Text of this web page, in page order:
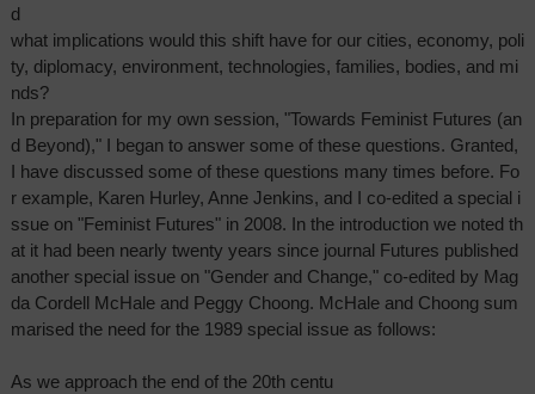
d
what implications would this shift have for our cities, economy, poli
ty, diplomacy, environment, technologies, families, bodies, and mi
nds?
In preparation for my own session, "Towards Feminist Futures (an
d Beyond)," I began to answer some of these questions. Granted,
I have discussed some of these questions many times before. Fo
r example, Karen Hurley, Anne Jenkins, and I co-edited a special i
ssue on "Feminist Futures" in 2008. In the introduction we noted th
at it had been nearly twenty years since journal Futures published
another special issue on "Gender and Change," co-edited by Mag
da Cordell McHale and Peggy Choong. McHale and Choong sum
marised the need for the 1989 special issue as follows:
As we approach the end of the 20th centu